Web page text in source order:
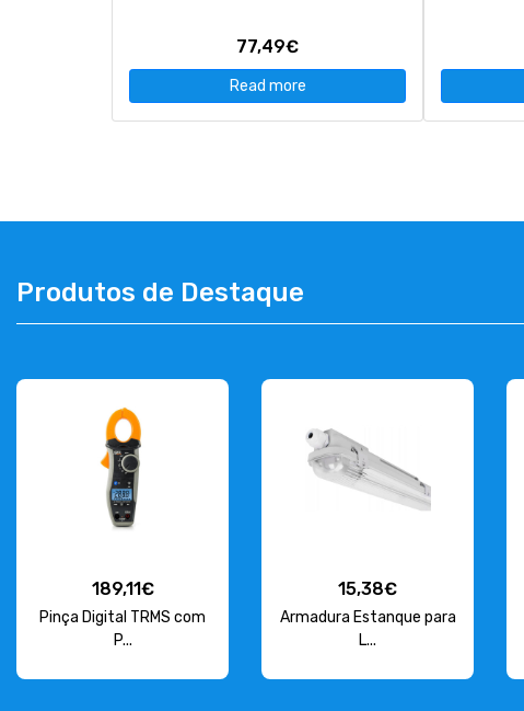
77,49€
Read more
Produtos de Destaque
189,11€
Pinça Digital TRMS com
P...
15,38€
Armadura Estanque para
L...